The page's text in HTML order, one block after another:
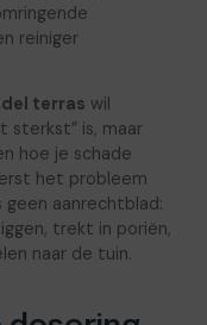
reiniger
terras wil
sterkst” is, maar
hoe je schade
het probleem
geen aanrechtblad:
trekt in poriën,
naar de tuin.